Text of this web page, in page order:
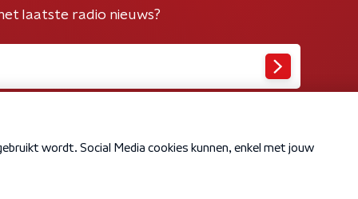
laatste radio nieuws?